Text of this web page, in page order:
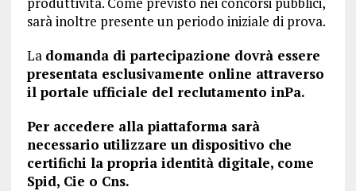
sarà inoltre presente un periodo iniziale di prova.
La domanda di partecipazione dovrà essere
presentata esclusivamente online attraverso
il portale ufficiale del reclutamento inPa.
Per accedere alla piattaforma sarà
necessario utilizzare un dispositivo che
certifichi la propria identità digitale, come
Spid, Cie o Cns.